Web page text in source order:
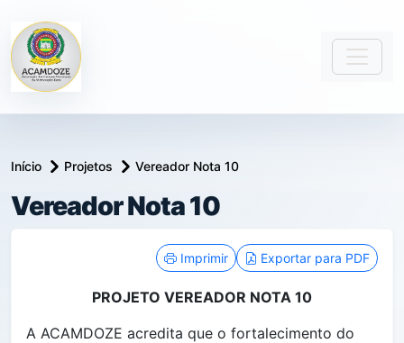
Início Projetos Vereador Nota 10
conteúdo principal
Vereador Nota 10
Imprimir Exportar para PDF
PROJETO VEREADOR NOTA 10
A ACAMDOZE acredita que o fortalecimento do